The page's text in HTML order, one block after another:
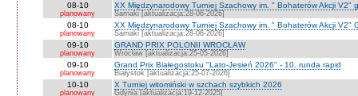
08-10
planowany
XX Międzynarodowy Turniej Szachowy im. " Bohaterów Akcji V2"
Sarnaki [aktualizacja:28-06-2026]
08-10
planowany
XX Międzynarodowy Turniej Szachowy im. " Bohaterów Akcji V2"
Sarnaki [aktualizacja:28-06-2026]
09-10
planowany
GRAND PRIX POLONII WROCŁAW
Wrocław [aktualizacja:25-05-2026]
09-10
planowany
Grand Prix Białegostoku "Lato-Jesień 2026" - 10. runda rapid
Białystok [aktualizacja:25-07-2026]
10-10
planowany
X Turniej witomiński w szchach szybkich 2026
Gdynia [aktualizacja:19-12-2025]